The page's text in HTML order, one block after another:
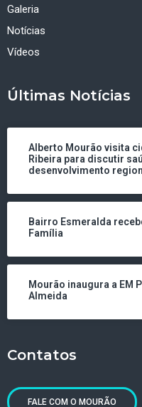
Galeria
Notícias
Vídeos
Últimas Notícias
Alberto Mourão visita
Ribeira para discutir
desenvolvimento
Bairro Esmeralda
Família
Mourão inaugura a EM
Almeida
Contatos
FALE COM O MOURÃO